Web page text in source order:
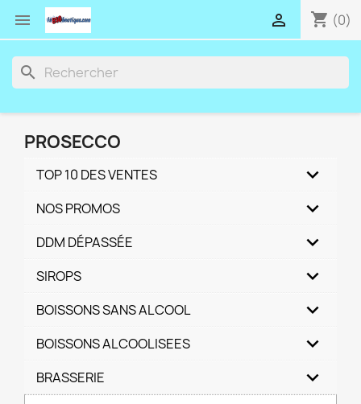
 shopping_cart (0)

search
PROSECCO
TOP 10 DES VENTES
NOS PROMOS
DDM DÉPASSÉE
SIROPS
BOISSONS SANS ALCOOL
BOISSONS ALCOOLISEES
BRASSERIE